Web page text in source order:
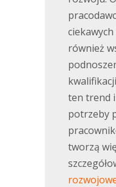
również
ten trend
potrzeby
tworzą